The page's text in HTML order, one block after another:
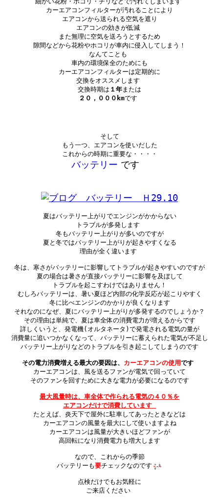
カーエアコンフィルターが汚れることにより
エアコンから送られる空気を遮り
エアコンの効きが低減
また無理に空気を送ろうとするため
隙間などから花粉やホコリが車内に侵入してしまう！
なんてことも
車内の環境保全のためにも
カーエアコンフィルターは定期的に
交換をオススメします
交換時期は １年
２０，０００kmです
そして
もう一つ、エアコンを使いだした
バッテリー です
夏はバッテリー上がりでエンジンがかからない
トラブルが多発します
冬もバッテリー上がりが多いのですが
夏と冬ではバッテリー上がりが起きやすくなる
理由が全く違います
冬は、寒さがバッテリーに影響してトラブルが起きやすいのですが
夏の場合は暑さが直接バッテリーに影響を及ぼして
トラブルを起こすわけではありません！
むしろバッテリーは、暑い夏ほど内部の化学反応が起こりやすく
冬に比べエンジンのかかりが良くなります
それなのになぜ、夏にバッテリー上がりが多発するのでしょうか？
その理由は単純で、夏は車全体の消費電力が増えるからです
詳しくいうと、発電機(オルタネータ)で発電される電気の量が
消費量に追いつかなくなって、バッテリーに蓄えられた電気が不足し
バッテリー上がりなどのトラブルを引き起こしてしまうのです
その電力消費増える最大の要因は、 カーエアコンの使用です
カーエアコンは、風を送るファンが電気で回っていて
そのファンを回すために大きな電力が必要になるのです
最大風量時は、車全体で作られる電気の４０％を
エアコンだけで消費しています
たとえば、炎天下で屋外に駐車してあったときなどは
カーエアコンの風量を最大にして使いますよね
カーエアコンは風量が大きいほどファンが
高回転になり消費電力も増大します
なので、これからの季節
バッテリーも要チェックなのです
点検だけでもお気軽に
ご来店ください